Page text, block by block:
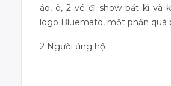
áo, ô, 2 vé đi show bất kì và
logo Bluemato, một phần quà
2 Người ủng hộ